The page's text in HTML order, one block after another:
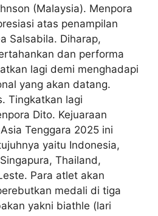
(Malaysia). Menpora
atas penampilan
Salsabila. Diharap,
dan performa
lagi demi menghadapi
yang akan datang.
Tingkatkan lagi
Dito. Kejuaraan
Tenggara 2025 ini
yaitu Indonesia,
Thailand,
Para atlet akan
medali di tiga
yakni biathle (lari